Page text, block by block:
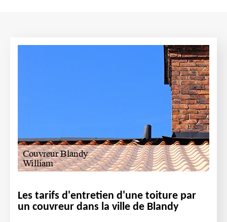
Les tarifs d'entretien d'une toiture par
un couvreur dans la ville de Blandy